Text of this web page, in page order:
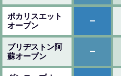
ポカリスエット
オープン
–
ブリヂストン阿
蘇オープン
–